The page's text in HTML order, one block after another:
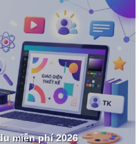
miễn phí 2026